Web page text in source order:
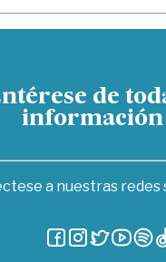
de
información
a nuestras redes